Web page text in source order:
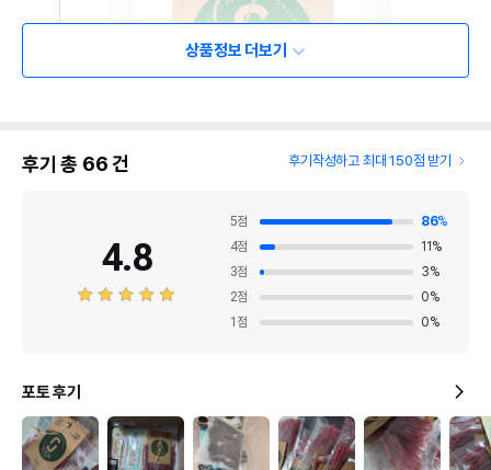
상품정보 더보기
후기 총 66건 후기작성하고 최대 150점 받기
4.8
5점 86%
4점 11 %
3점 3%
2점 0%
1 점 0%
포토 후기